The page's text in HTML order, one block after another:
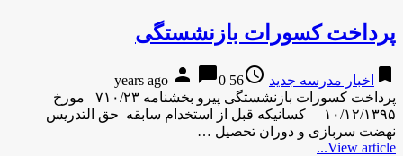
پرداخت کسورات بازنشستگی
bookmark اخبار مدرسه جدید access_time
56 years ago
person chat_bubble0
پرداخت کسورات بازنشستگی پیرو بخشنامه ۷۱۰/۲۳ مورخ
۱۰/۱۲/۱۳۹۵ کسانیکه قبل از استخدام سابقه حق التدریس
نهضت سربازی و دوران تحصیل …
View article...